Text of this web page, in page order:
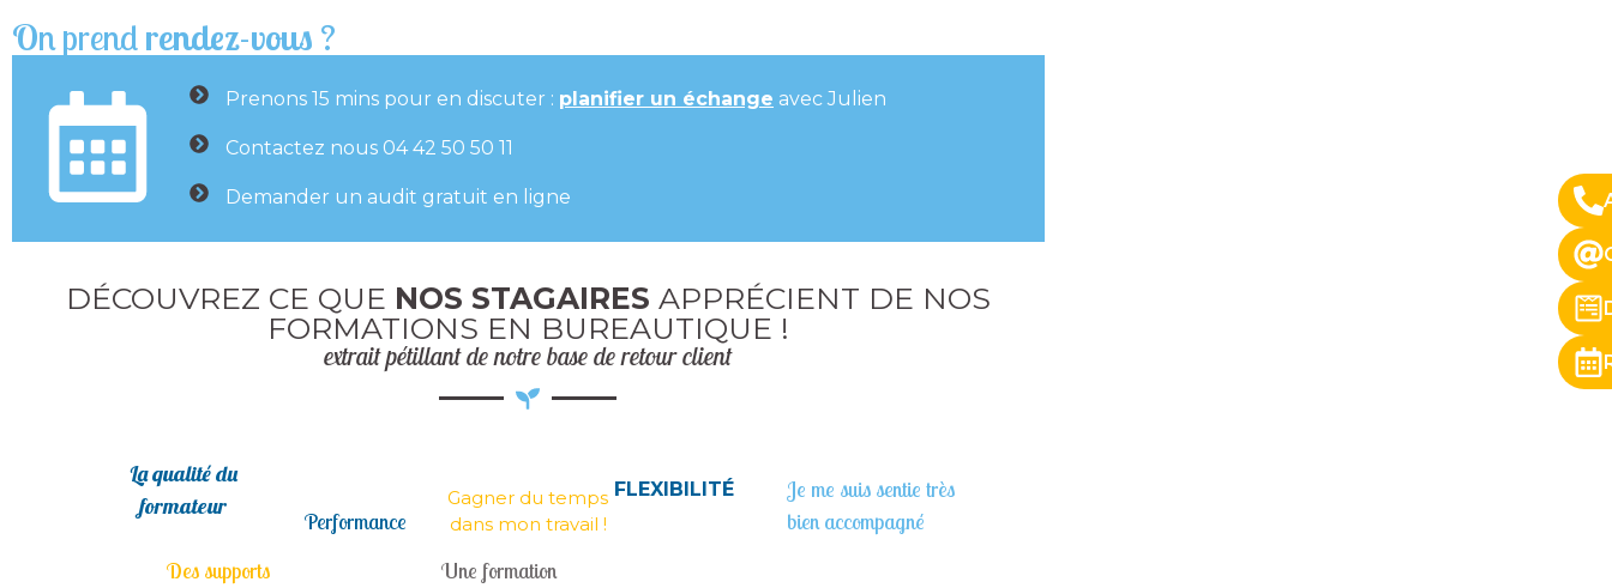
On prendrendez-vous ?
Prenons 15 mins pour en discuter : planifier un échange avec Julien
Contactez nous 04 42 50 50 11
Demander un audit gratuit en ligne
DÉCOUVREZ CE QUE NOS STAGAIRES APPRÉCIENT DE NOS
FORMATIONS EN BUREAUTIQUE !
extrait pétillant de notre base de retour client
Gagner du temps
dans mon travail !
FLEXIBILITÉ
Je me suis sentie très
bien accompagné
Des supports
Une formation
La qualité du
formateur
Performance